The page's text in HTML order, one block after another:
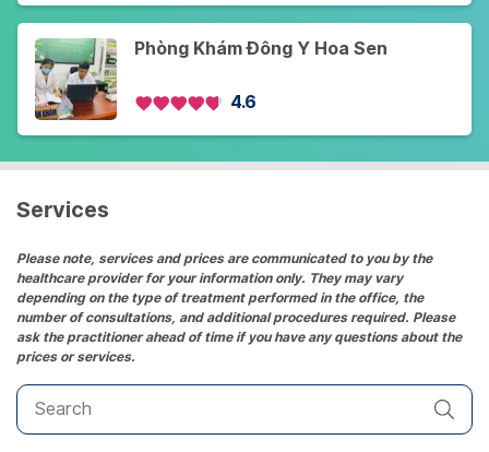
Phòng Khám Đông Y Hoa Sen
4.6
Services
Please note, services and prices are communicated to you by the
healthcare provider for your information only. They may vary
depending on the type of treatment performed in the office, the
number of consultations, and additional procedures required. Please
ask the practitioner ahead of time if you have any questions about the
prices or services.